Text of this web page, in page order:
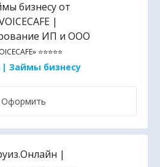
⭐⭐⭐⭐⭐
| Займы бизнесу
Оформить